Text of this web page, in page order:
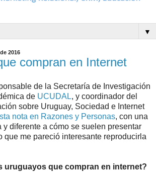
▼
2016
compran en Internet
de la Secretaría de Investigación
de UCUDAL, y coordinador del
sobre Uruguay, Sociedad e Internet
nota en Razones y Personas, con una
y diferente a cómo se suelen presentar
que me pareció interesante reproducirla
uruguayos que compran en internet?